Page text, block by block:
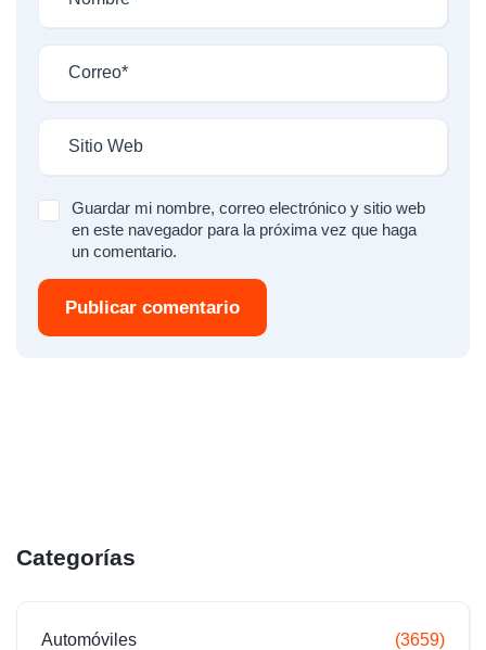
Guardar mi nombre, correo electrónico y sitio web
en este navegador para la próxima vez que haga
un comentario.
Publicar comentario
Categorías
Automóviles (3659)